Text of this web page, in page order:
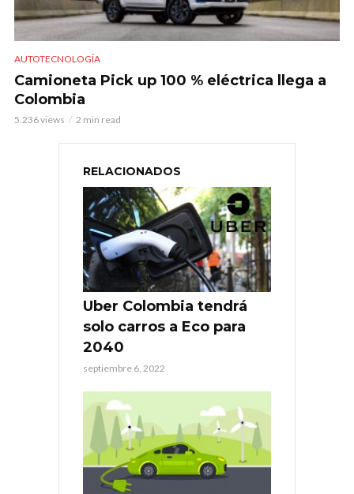
AUTOTECNOLOGÍA
Camioneta Pick up 100 % eléctrica llega a
Colombia
5.236 views 2 min read
RELACIONADOS
Uber Colombia tendrá
solo carros a Eco para
2040
septiembre 6, 2022